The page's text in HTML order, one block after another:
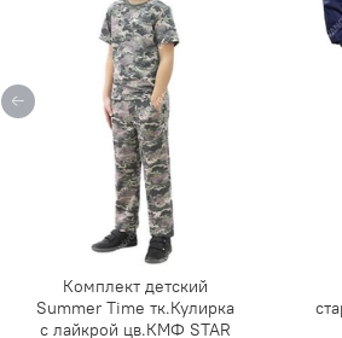
Комплект детский
Summer Time тк.Кулирка
с лайкрой цв.КМФ STAR